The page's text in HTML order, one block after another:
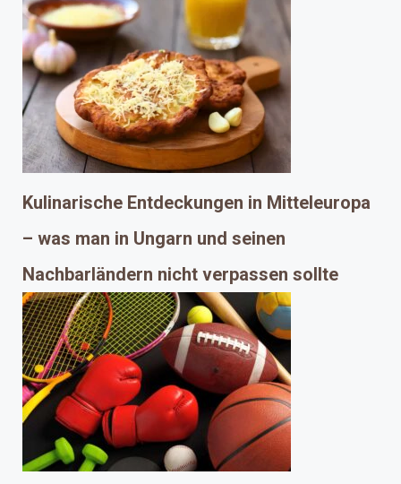
Kulinarische Entdeckungen in Mitteleuropa
– was man in Ungarn und seinen
Nachbarländern nicht verpassen sollte